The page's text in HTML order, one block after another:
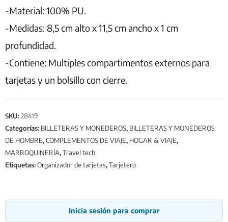
-Material: 100% PU.
-Medidas: 8,5 cm alto x 11,5 cm ancho x 1 cm
profundidad.
-Contiene: Multiples compartimentos externos para
tarjetas y un bolsillo con cierre.
SKU:28419
Categorías: BILLETERAS Y MONEDEROS, BILLETERAS Y MONEDEROS
DE HOMBRE,COMPLEMENTOS DE VIAJE, HOGAR & VIAJE,
MARROQUINERÍA,Travel tech
Etiquetas:Organizador de tarjetas,Tarjetero
Inicia sesión para comprar